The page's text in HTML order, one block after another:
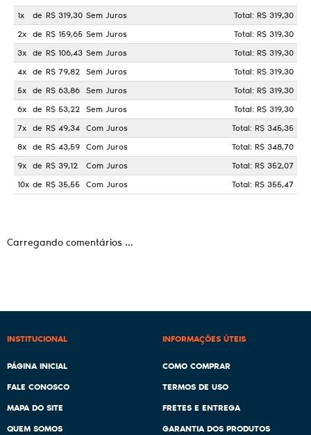
1x de R$ 319,30 Sem Juros
Total: R$ 319,30
2x de R$ 159,65 Sem Juros
Total: R$ 319,30
3x de R$ 106,43 Sem Juros
Total: R$ 319,30
4x de R$ 79,82 Sem Juros
Total: R$ 319,30
5x de R$ 63,86 Sem Juros
Total: R$ 319,30
6x de R$ 53,22 Sem Juros
Total: R$ 319,30
7x de R$ 49,34 Com Juros
Total: R$ 345,35
8x de R$ 43,59 Com Juros
Total: R$ 348,70
9x de R$ 39,12 Com Juros
Total: R$ 352,07
10x de R$ 35,55 Com Juros Total: R$ 355,47
Carregando comentários ...
INSTITUCIONAL
PÁGINA INICIAL
FALE CONOSCO
MAPA DO SITE
QUEM SOMOS
INFORMAÇÕES ÚTEIS
COMO COMPRAR
TERMOS DE USO
FRETES E ENTREGA
GARANTIA DOS PRODUTOS